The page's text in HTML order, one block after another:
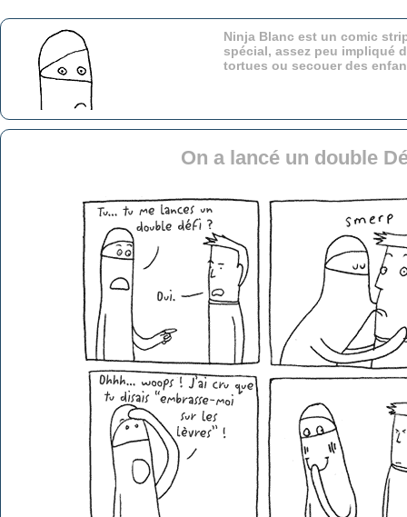
Ninja Blanc est un comic
spécial, assez peu impliqué
tortues ou secouer des
On a lancé un double